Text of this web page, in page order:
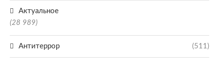
Актуальное
(28 989)
Антитеррор (511)